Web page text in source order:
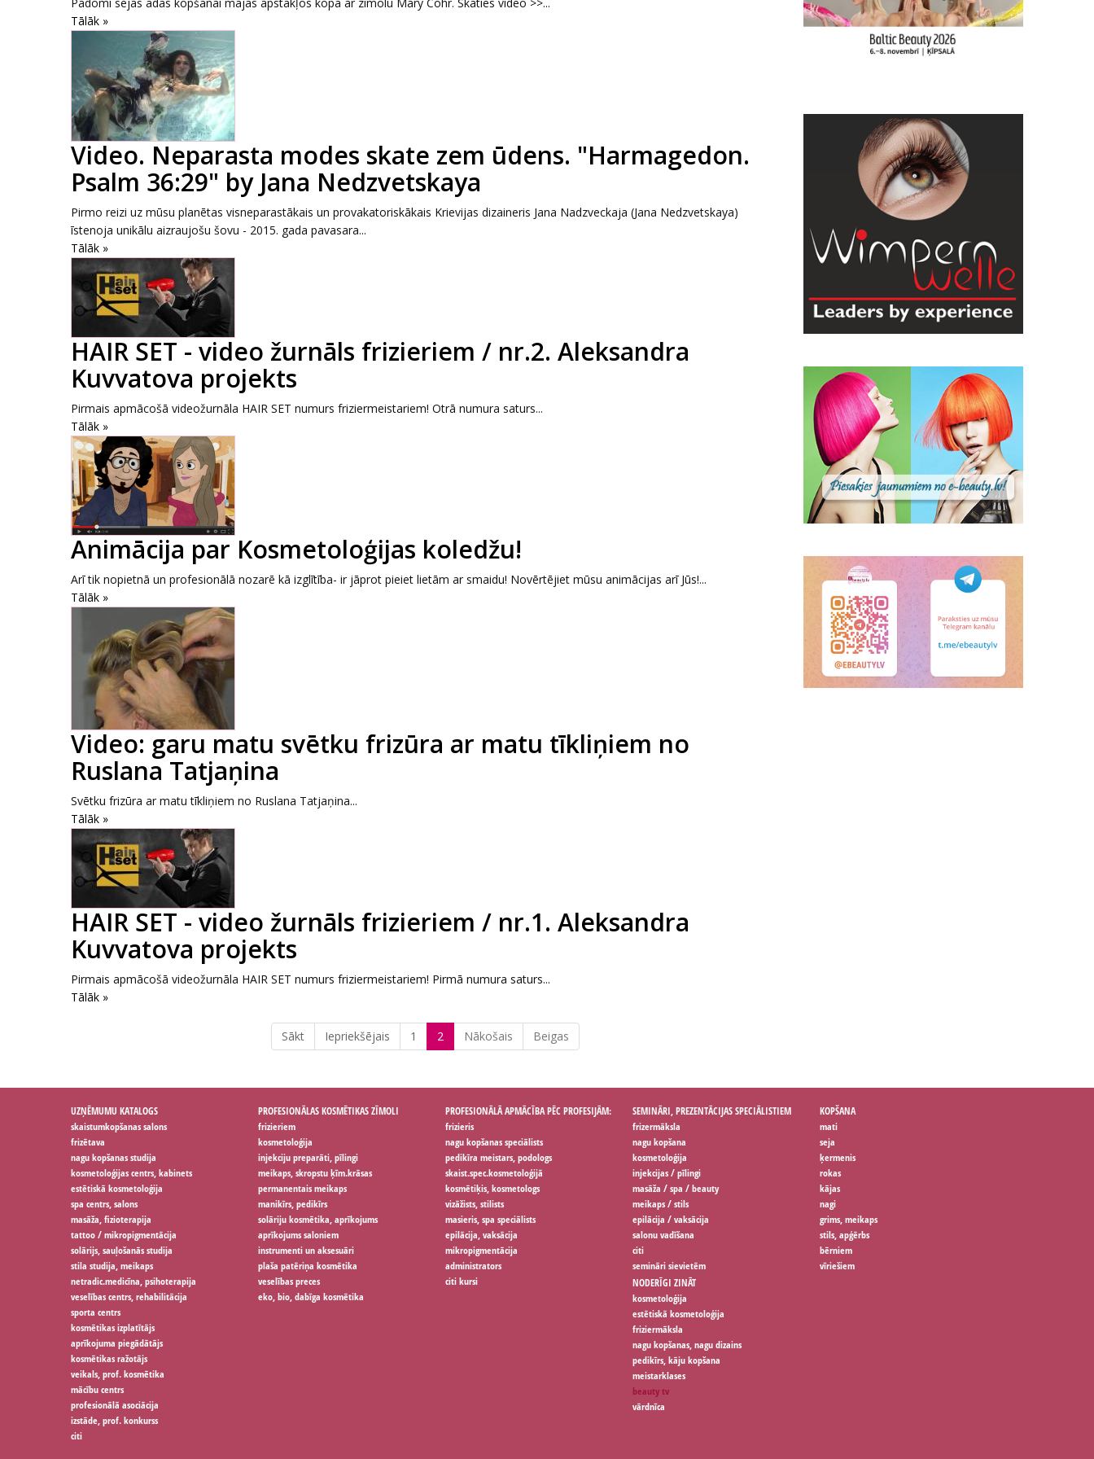
Tālāk »
Video. Neparasta modes skate zem ūdens. "Harmagedon.
Psalm 36:29" by Jana Nedzvetskaya
Pirmo reizi uz mūsu planētas visneparastākais un provakatoriskākais Krievijas dizaineris Jana Nadzveckaja (Jana Nedzvetskaya)
īstenoja unikālu aizraujošu šovu - 2015. gada pavasara...
Tālāk »
HAIR SET - video žurnāls frizieriem / nr.2. Aleksandra
Kuvvatova projekts
Pirmais apmācošā videožurnāla HAIR SET numurs friziermeistariem! Otrā numura saturs...
Tālāk »
Animācija par Kosmetoloģijas koledžu!
Arī tik nopietnā un profesionālā nozarē kā izglītība- ir jāprot pieiet lietām ar smaidu! Novērtējiet mūsu animācijas arī Jūs!...
Tālāk »
Video: garu matu svētku frizūra ar matu tīkliņiem no
Ruslana Tatjaņina
Svētku frizūra ar matu tīkliņiem no Ruslana Tatjaņina...
Tālāk »
HAIR SET - video žurnāls frizieriem / nr.1. Aleksandra
Kuvvatova projekts
Pirmais apmācošā videožurnāla HAIR SET numurs friziermeistariem! Pirmā numura saturs...
Tālāk »
Sākt Iepriekšējais 1 2 Nākošais Beigas
UZŅĒMUMU KATALOGS
skaistumkopšanas salons
frizētava
nagu kopšanas studija
kosmetoloģijas centrs, kabinets
estētiskā kosmetoloģija
spa centrs, salons
masāža, fizioterapija
tattoo / mikropigmentācija
solārijs, sauļošanās studija
stila studija, meikaps
netradic.medicīna, psihoterapija
veselības centrs, rehabilitācija
sporta centrs
kosmētikas izplatītājs
aprīkojuma piegādātājs
kosmētikas ražotājs
veikals, prof. kosmētika
mācību centrs
profesionālā asociācija
izstāde, prof. konkurss
citi
PROFESIONĀLAS KOSMĒTIKAS ZĪMOLI
frizieriem
kosmetoloģija
injekciju preparāti, pīlingi
meikaps, skropstu ķīm.krāsas
permanentais meikaps
manikīrs, pedikīrs
solāriju kosmētika, aprīkojums
aprīkojums saloniem
instrumenti un aksesuāri
plaša patēriņa kosmētika
veselības preces
eko, bio, dabīga kosmētika
PROFESIONĀLĀ APMĀCĪBA PĒC PROFESIJĀM:
frizieris
nagu kopšanas speciālists
pedikīra meistars, podologs
skaist.spec.kosmetoloģijā
kosmētiķis, kosmetologs
vizāžists, stilists
masieris, spa speciālists
epilācija, vaksācija
mikropigmentācija
administrators
citi kursi
SEMINĀRI, PREZENTĀCIJAS SPECIĀLISTIEM
frizermāksla
nagu kopšana
kosmetoloģija
injekcijas / pīlingi
masāža / spa / beauty
meikaps / stils
epilācija / vaksācija
salonu vadīšana
citi
semināri sievietēm
KOPŠANA
mati
seja
ķermenis
rokas
kājas
nagi
grims, meikaps
stils, apģērbs
bērniem
vīriešiem
NODERĪGI ZINĀT
kosmetoloģija
estētiskā kosmetoloģija
friziermāksla
nagu kopšanas, nagu dizains
pedikīrs, kāju kopšana
meistarklases
beauty tv
vārdnīca